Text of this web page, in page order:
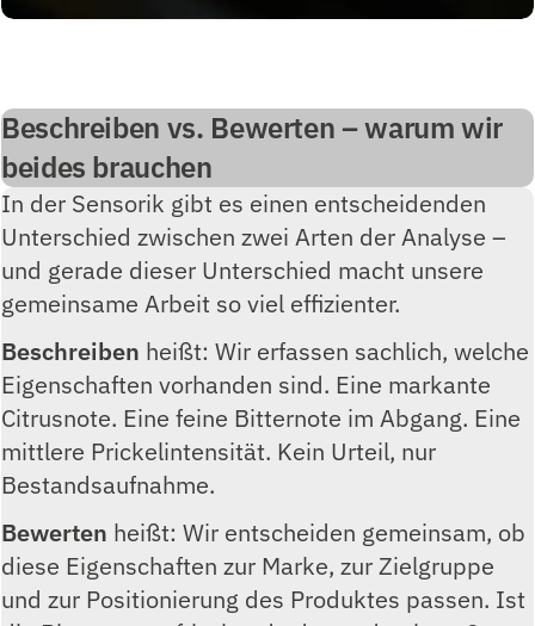
Beschreiben vs. Bewerten – warum wir
beides brauchen
In der Sensorik gibt es einen entscheidenden
Unterschied zwischen zwei Arten der Analyse –
und gerade dieser Unterschied macht unsere
gemeinsame Arbeit so viel effizienter.
Beschreiben heißt: Wir erfassen sachlich, welche
Eigenschaften vorhanden sind. Eine markante
Citrusnote. Eine feine Bitternote im Abgang. Eine
mittlere Prickelintensität. Kein Urteil, nur
Bestandsaufnahme.
Bewerten heißt: Wir entscheiden gemeinsam, ob
diese Eigenschaften zur Marke, zur Zielgruppe
und zur Positionierung des Produktes passen. Ist